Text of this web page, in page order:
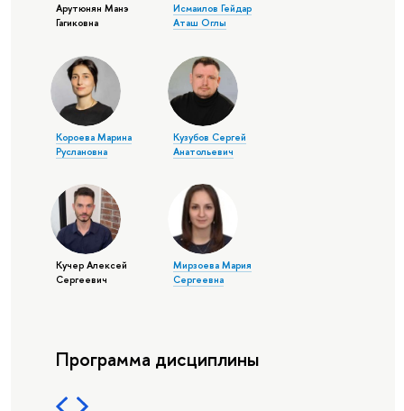
Арутюнян Манэ
Гагиковна
Исмаилов Гейдар
Аташ Оглы
Короева Марина
Руслановна
Кузубов Сергей
Анатольевич
Кучер Алексей
Сергеевич
Мирзоева Мария
Сергеевна
Программа дисциплины